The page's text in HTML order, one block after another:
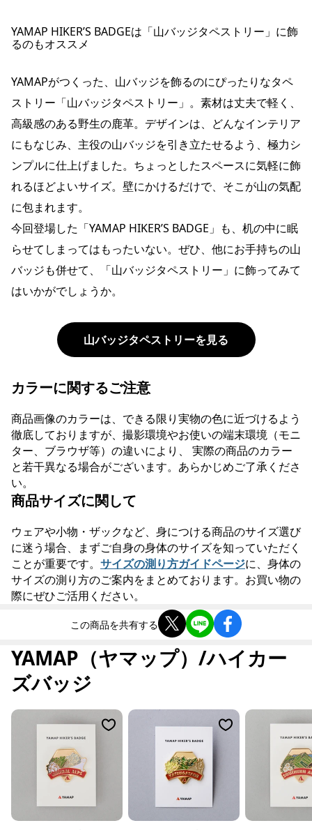
YAMAP HIKER’S BADGEは「山バッジタペストリー」に飾
るのもオススメ
YAMAPがつくった、山バッジを飾るのにぴったりなタペ
ストリー「山バッジタペストリー」。素材は丈夫で軽く、
高級感のある野生の鹿革。デザインは、どんなインテリア
にもなじみ、主役の山バッジを引き立たせるよう、極力シ
ンプルに仕上げました。ちょっとしたスペースに気軽に飾
れるほどよいサイズ。壁にかけるだけで、そこが山の気配
に包まれます。
今回登場した「YAMAP HIKER’S BADGE」も、机の中に眠
らせてしまってはもったいない。ぜひ、他にお手持ちの山
バッジも併せて、「山バッジタペストリー」に飾ってみて
はいかがでしょうか。
山バッジタペストリーを見る
カラーに関するご注意
商品画像のカラーは、できる限り実物の色に近づけるよう
徹底しておりますが、撮影環境やお使いの端末環境（モニ
ター、ブラウザ等）の違いにより、 実際の商品のカラー
と若干異なる場合がございます。あらかじめご了承くださ
い。
商品サイズに関して
ウェアや小物・ザックなど、身につける商品のサイズ選び
に迷う場合、まずご自身の身体のサイズを知っていただく
ことが重要です。 サイズの測り方ガイドページに、身体の
サイズの測り方のご案内をまとめております。お買い物の
際にぜひご活用ください。
この商品を共有する
YAMAP（ヤマップ）/ハイカー
ズバッジ